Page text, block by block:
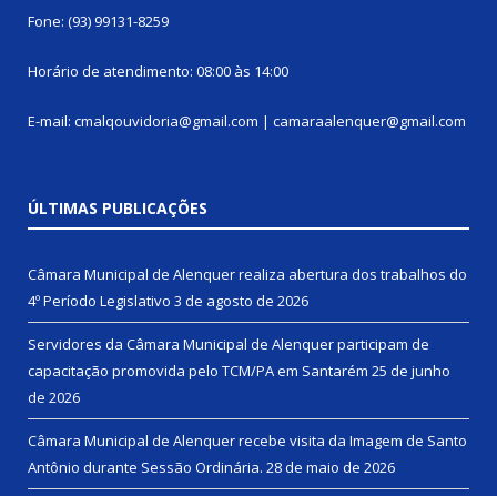
Fone: (93) 99131-8259
Horário de atendimento: 08:00 às 14:00
E-mail: cmalqouvidoria@gmail.com | camaraalenquer@gmail.com
ÚLTIMAS PUBLICAÇÕES
Câmara Municipal de Alenquer realiza abertura dos trabalhos do
4º Período Legislativo 3 de agosto de 2026
Servidores da Câmara Municipal de Alenquer participam de
capacitação promovida pelo TCM/PA em Santarém 25 de junho
de 2026
Câmara Municipal de Alenquer recebe visita da Imagem de Santo
Antônio durante Sessão Ordinária. 28 de maio de 2026